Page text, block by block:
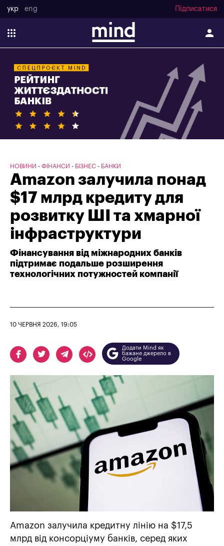
укр eng Підписатися
НОВИНИ ФІНАНСИ БІЗНЕС БАНКИ
Amazon залучила понад
$17 млрд кредиту для
розвитку ШІ та хмарної
інфраструктури
Фінансування від міжнародних банків
підтримає подальше розширення
технологічних потужностей компанії
10 ЧЕРВНЯ 2026, 19:05
Додати Mind як
бажане джерело в
Google
Amazon залучила кредитну лінію на $17,5
млрд від консорціуму банків, серед яких